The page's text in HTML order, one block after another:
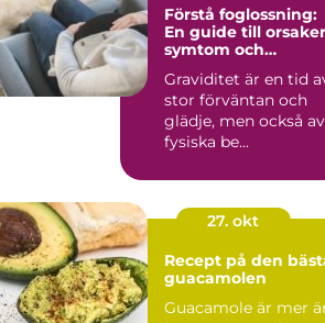
Förstå foglossning:
En guide till
symtom och
Graviditet är en tid
stor förväntan och
glädje, men också av
fysiska be...
27. okt
Recept på den
guacamolen
Guacamole är mer